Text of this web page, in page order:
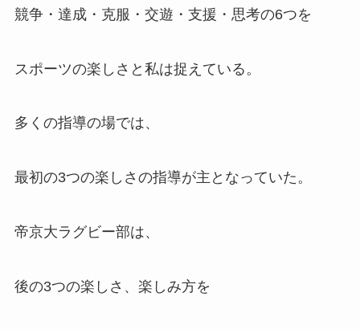
競争・達成・克服・交遊・支援・思考の6つを
スポーツの楽しさと私は捉えている。
多くの指導の場では、
最初の3つの楽しさの指導が主となっていた。
帝京大ラグビー部は、
後の3つの楽しさ、楽しみ方を